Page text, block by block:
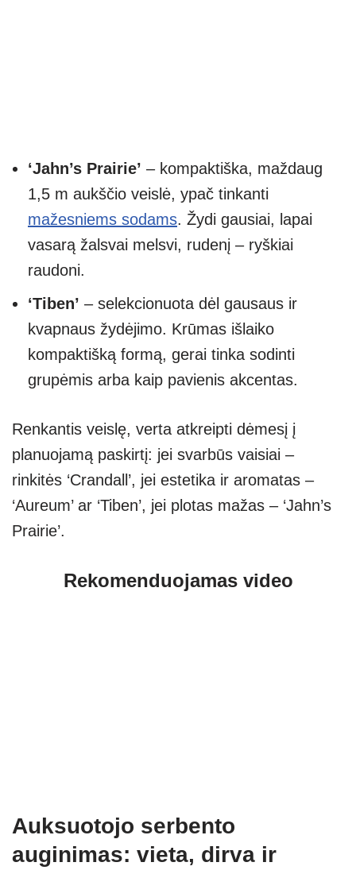
‘Jahn’s Prairie’ – kompaktiška, maždaug
1,5 m aukščio veislė, ypač tinkanti
mažesniems sodams. Žydi gausiai, lapai
vasarą žalsvai melsvi, rudenį – ryškiai
raudoni.
‘Tiben’ – selekcionuota dėl gausaus ir
kvapnaus žydėjimo. Krūmas išlaiko
kompaktišką formą, gerai tinka sodinti
grupėmis arba kaip pavienis akcentas.
Renkantis veislę, verta atkreipti dėmesį į
planuojamą paskirtį: jei svarbūs vaisiai –
rinkitės ‘Crandall’, jei estetika ir aromatas –
‘Aureum’ ar ‘Tiben’, jei plotas mažas – ‘Jahn’s
Prairie’.
Rekomenduojamas video
Auksuotojo serbento
auginimas: vieta, dirva ir